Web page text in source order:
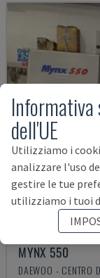
MYNX 550
DAEWOO - CENTRO
dell'UE
Utilizziamo i
analizzare l'uso
gestire le tue
utilizziamo i tuoi